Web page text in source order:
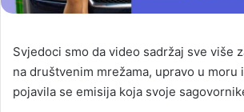
Svjedoci smo da video sadržaj sve više
na društvenim mrežama, upravo u moru
pojavila se emisija koja svoje